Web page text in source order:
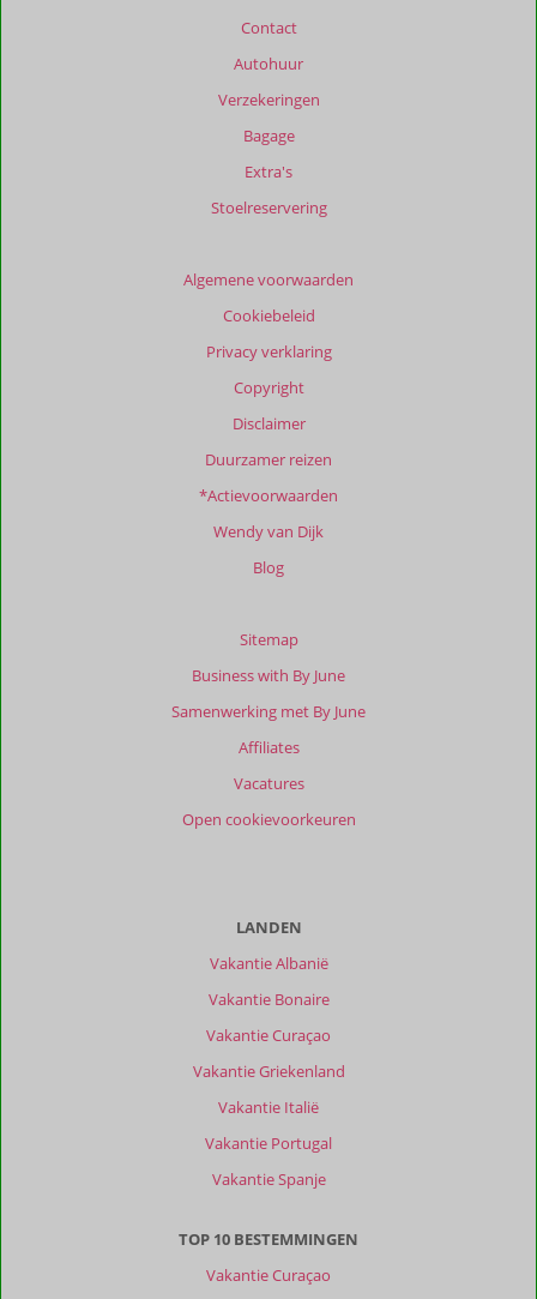
Contact
Autohuur
Verzekeringen
Bagage
Extra's
Stoelreservering
Algemene voorwaarden
Cookiebeleid
Privacy verklaring
Copyright
Disclaimer
Duurzamer reizen
*Actievoorwaarden
Wendy van Dijk
Blog
Sitemap
Business with By June
Samenwerking met By June
Affiliates
Vacatures
Open cookievoorkeuren
LANDEN
Vakantie Albanië
Vakantie Bonaire
Vakantie Curaçao
Vakantie Griekenland
Vakantie Italië
Vakantie Portugal
Vakantie Spanje
TOP 10 BESTEMMINGEN
Vakantie Curaçao